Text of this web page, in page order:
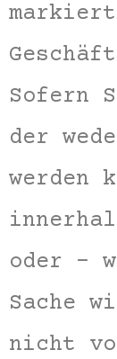
Sofern
der
werden
oder –
Sache
nicht